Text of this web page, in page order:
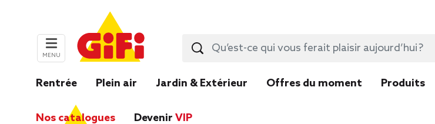
MENU
Rentrée Plein air Jardin & Extérieur Offres du moment Produits
Nos catalogues Devenir VIP